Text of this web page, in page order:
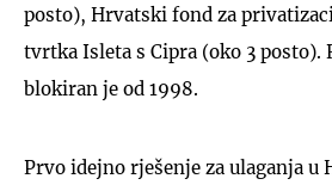
posto), Hrvatski fond za
tvrtka Isleta s Cipra (oko 3 posto).
blokiran je od 1998.
Prvo idejno rješenje za ulaganja u